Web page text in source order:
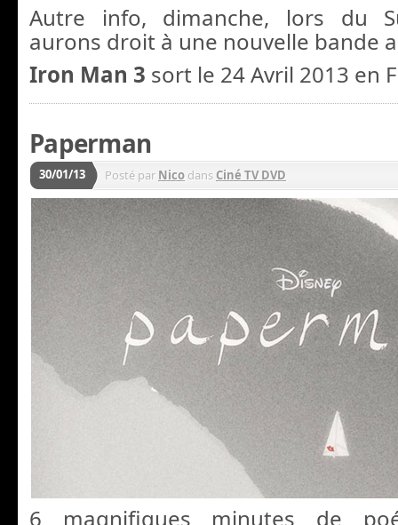
Autre info, dimanche, lors du
aurons droit à une nouvelle bande
Iron Man 3 sort le 24 Avril 2013 en
Paperman
30/01/13 Posté par Nico dans Ciné TV DVD
6 magnifiques minutes de